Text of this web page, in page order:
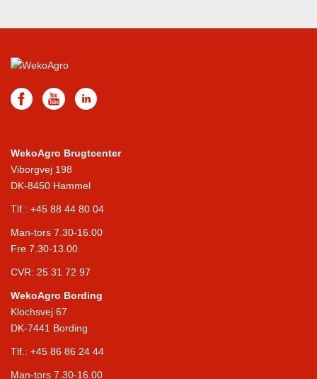
WekoAgro Brugtcenter
Viborgvej 198
DK-8450 Hammel
Tlf.: +45 88 44 80 04
Man-tors 7.30-16.00
Fre 7.30-13.00
CVR: 25 31 72 97
WekoAgro Bording
Klochsvej 67
DK-7441 Bording
Tlf.: +45 86 86 24 44
Man-tors 7.30-16.00